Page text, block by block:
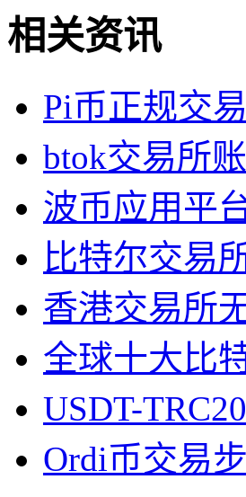
相关资讯
Pi币正规交
btok交易所
波币应用平
比特尔交易
香港交易所
全球十大比
USDT-
Ordi币交易